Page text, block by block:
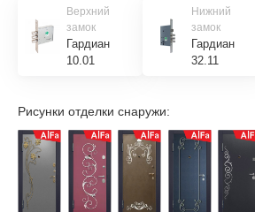
Верхний
замок
Гардиан
10.01
Нижний
замок
Гардиан
32.11
Рисунки отделки снаружи: